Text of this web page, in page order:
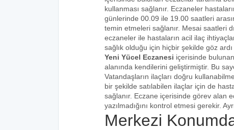
kullanması sağlanır. Eczaneler
günlerinde 00.09 ile 19.00 saatleri
temin etmeleri sağlanır. Mesai saatleri
eczaneler ile hastaların acil ilaç
sağlık olduğu için hiçbir şekilde göz
Yeni Yücel Eczanesi içerisinde
alanında kendilerini geliştirmiştir. Bu
Vatandaşların ilaçları doğru
bir şekilde satılabilen ilaçlar için de
sağlanır. Eczane içerisinde görev alan
yazılmadığını kontrol etmesi gerekir.
Merkezi